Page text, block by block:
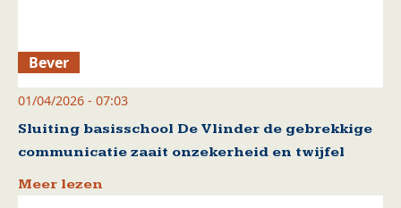
Bever
01/04/2026 - 07:03
Sluiting basisschool De Vlinder de gebrekkige
communicatie zaait onzekerheid en twijfel
Meer lezen